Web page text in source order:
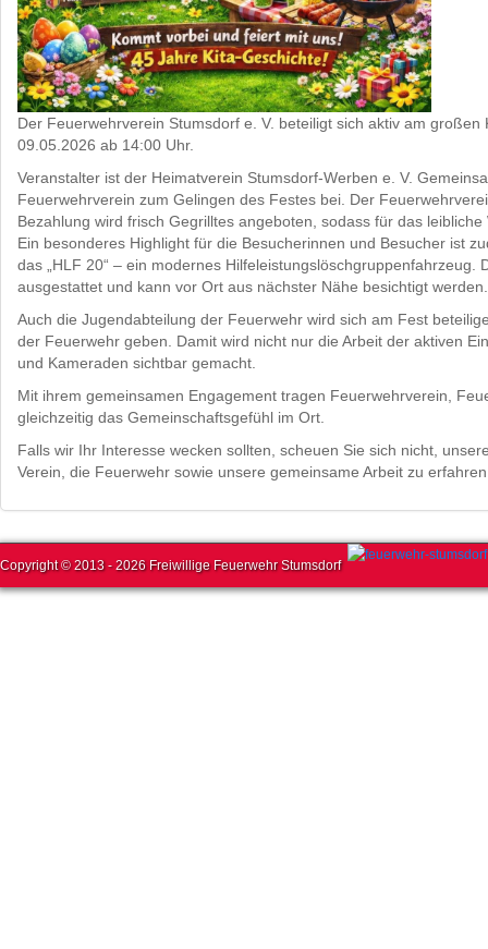
Der Feuerwehrverein Stumsdorf e. V. beteiligt sich aktiv am
09.05.2026 ab 14:00 Uhr.
Veranstalter ist der Heimatverein Stumsdorf-Werben e. V.
Feuerwehrverein zum Gelingen des Festes bei. Der
Bezahlung wird frisch Gegrilltes angeboten, sodass für das
Ein besonderes Highlight für die Besucherinnen und Besucher ist
das „HLF 20“ – ein modernes
ausgestattet und kann vor Ort aus nächster Nähe besichtigt werden.
Auch die Jugendabteilung der Feuerwehr wird sich am Fest
der Feuerwehr geben. Damit wird nicht nur die Arbeit der aktiven
und Kameraden sichtbar gemacht.
Mit ihrem gemeinsamen Engagement tragen Feuerwehrverein,
gleichzeitig das Gemeinschaftsgefühl im Ort.
Falls wir Ihr Interesse wecken sollten, scheuen Sie sich nicht,
Verein, die Feuerwehr sowie unsere gemeinsame Arbeit zu
Copyright © 2013 - 2026 Freiwillige Feuerwehr Stumsdorf